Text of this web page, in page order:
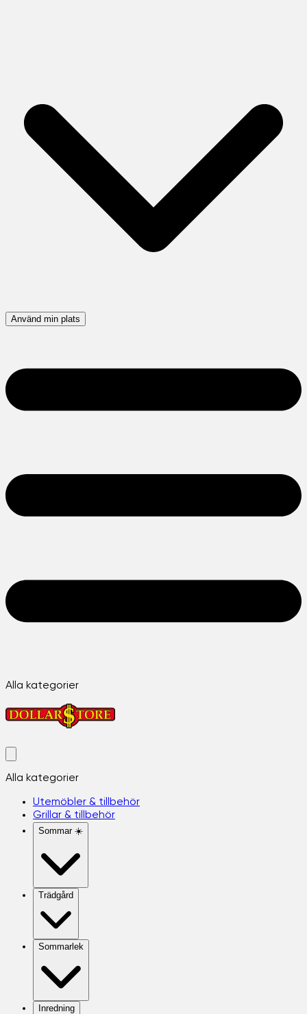
Använd min plats
Alla kategorier
Alla kategorier
Utemöbler & tillbehör
Grillar & tillbehör
Sommar ☀️
Trädgård
Sommarlek
Inredning